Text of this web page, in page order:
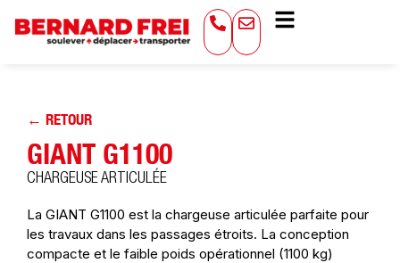
← RETOUR
GIANT G1100
CHARGEUSE ARTICULÉE
La GIANT G1100 est la chargeuse articulée parfaite pour
les travaux dans les passages étroits. La conception
compacte et le faible poids opérationnel (1100 kg)